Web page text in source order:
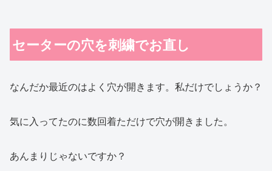
セーターの穴を刺繍でお直し
なんだか最近のはよく穴が開きます。私だけでしょうか？
気に入ってたのに数回着ただけで穴が開きました。
あんまりじゃないですか？